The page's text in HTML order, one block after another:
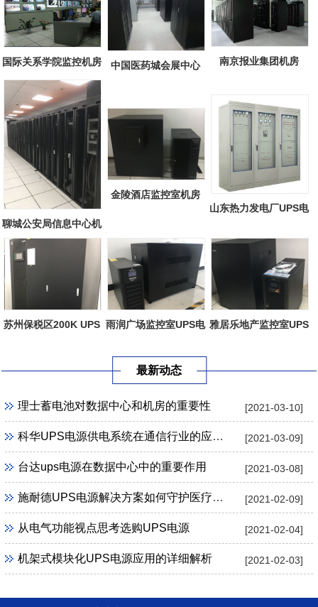
国际关系学院监控机房
中国医药城会展中心
南京报业集团机房
聊城公安局信息中心机
金陵酒店监控室机房
山东热力发电厂UPS电
苏州保税区200K UPS 雨润广场监控室UPS电 雅居乐地产监控室UPS
最新动态
[2021-03-10]
理士蓄电池对数据中心和机房的重要性
[2021-03-09]
科华UPS电源供电系统在通信行业的应用需求
[2021-03-08]
台达ups电源在数据中心中的重要作用
[2021-02-09]
施耐德UPS电源解决方案如何守护医疗安全
[2021-02-04]
从电气功能视点思考选购UPS电源
[2021-02-03]
机架式模块化UPS电源应用的详细解析